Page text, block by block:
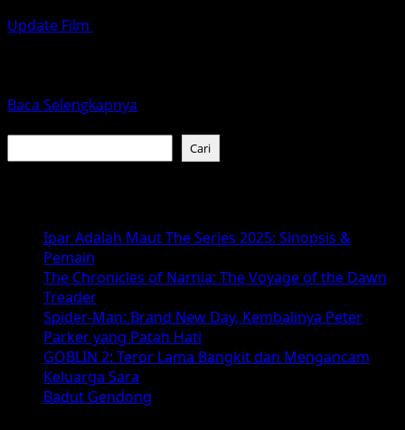
Update Film
Baca Selengkapnya
Kenali
Keluarga
Coco
Film
Animasi
yang
Menginspirasi
Cari
Ipar Adalah Maut The Series 2025: Sinopsis &
Pemain
The Chronicles of Narnia: The Voyage of the Dawn
Treader
Spider-Man: Brand New Day, Kembalinya Peter
Parker yang Patah Hati
GOBLIN 2: Teror Lama Bangkit dan Mengancam
Keluarga Sara
Badut Gendong